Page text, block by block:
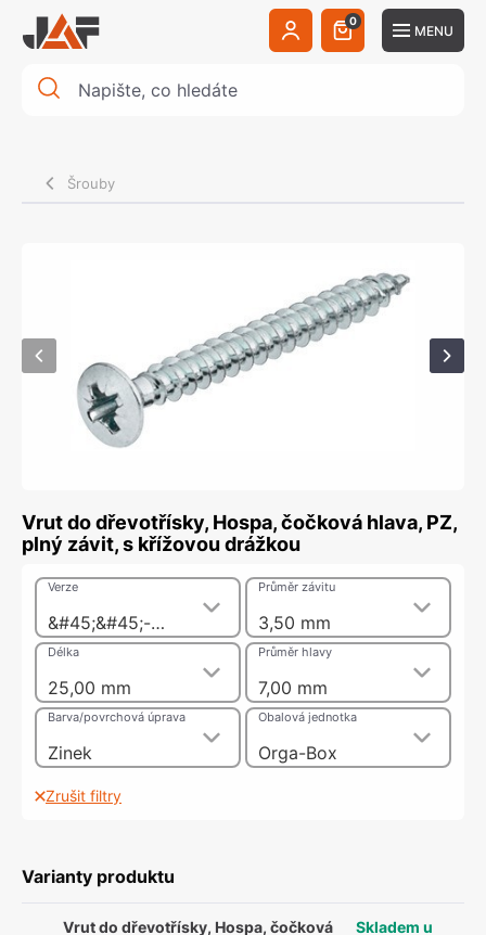
0
MENU
Šrouby
Vrut do dřevotřísky, Hospa, čočková hlava, PZ,
plný závit, s křížovou drážkou
&#45;&#45;-pozink nebo nikl
Verze
3,50 mm
Průměr závitu
25,00 mm
Délka
7,00 mm
Průměr hlavy
Zinek
Barva/povrchová úprava
Orga-Box
Obalová jednotka
Zrušit filtry
Varianty produktu
Vrut do dřevotřísky, Hospa, čočková
Skladem u